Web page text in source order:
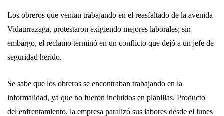
Los obreros que venían trabajando en el reasfaltado de la avenida
Vidaurrazaga, protestaron exigiendo mejores laborales; sin
embargo, el reclamo terminó en un conflicto que dejó a un jefe de
seguridad herido.
Se sabe que los obreros se encontraban trabajando en la
informalidad, ya que no fueron incluidos en planillas. Producto
del enfrentamiento, la empresa paralizó sus labores desde el lunes